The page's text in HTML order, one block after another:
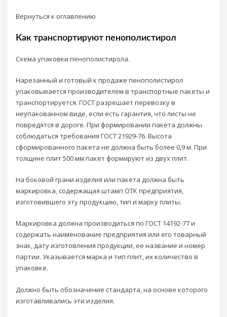
Вернуться к оглавлению
Как транспортируют пенополистирол
Схема упаковки пенополистирола.
Нарезанный и готовый к продаже пенополистирол
упаковывается производителем в транспортные пакеты и
транспортируется. ГОСТ разрешает перевозку в
неупакованном виде, если есть гарантия, что листы не
повредятся в дороге. При формировании пакета должны
соблюдаться требования ГОСТ 21929-76. Высота
сформированного пакета не должна быть более 0,9 м. При
толщине плит 500 мм пакет формируют из двух плит.
На боковой грани изделия или пакета должна быть
маркировка, содержащая штамп ОТК предприятия,
изготовившего эту продукцию, тип и марку плиты.
Маркировка должна производиться по ГОСТ 14192-77 и
содержать наименование предприятия или его товарный
знак, дату изготовления продукции, ее название и номер
партии. Указывается марка и тип плит, их количество в
упаковке.
Должно быть обозначение стандарта, на основе которого
изготавливались эти изделия.